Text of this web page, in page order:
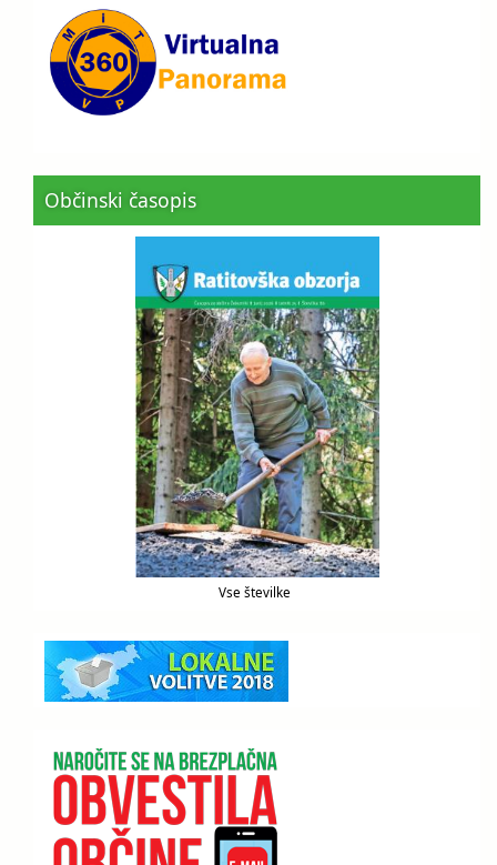
Občinski časopis
Vse številke